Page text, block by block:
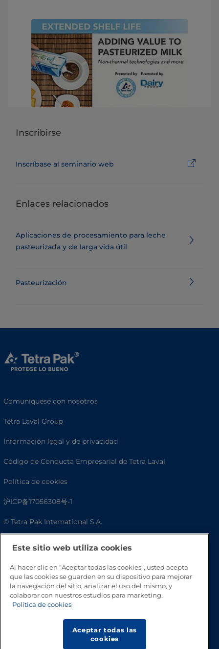
Inscribirse
Inscríbase al seminario web
Enlaces relacionados
Aplicaciones de procesamiento para leche
pasteurizada y de larga vida útil
Pasteurización
Comuníquese con nosotros
Tetra Laval Group
Información legal y de privacidad
Código de Conducta Empresarial de Tetra Laval
Política de cookies
沪ICP备17056308号-1
© Tetra Pak International S.A.
Este sitio web utiliza cookies
Al hacer clic en “Aceptar todas las cookies”, usted acepta
que las cookies se guarden en su dispositivo para mejorar
la navegación del sitio, analizar el uso del mismo, y
colaborar con nuestros estudios para marketing.
Política de cookies
Aceptar todas las
cookies